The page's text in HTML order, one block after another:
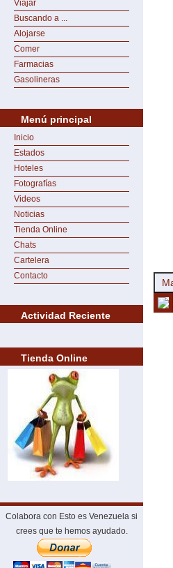
Viajar
Buscando a ...
Alojarse
Comer
Farmacias
Gasolineras
Menú principal
Inicio
Estados
Hoteles
Fotografías
Videos
Noticias
Tienda Online
Chats
Cartelera
Contacto
Actividad Reciente
Tienda Online
Colabora con Esto es Venezuela si
crees que te hemos ayudado.